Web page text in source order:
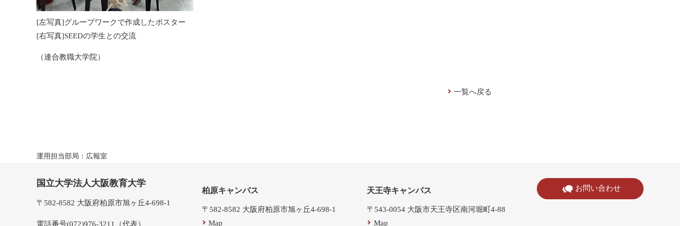
[左写真]グループワークで作成したポスター
[右写真]SEEDの学生との交流
（連合教職大学院）
一覧へ戻る
運用担当部局：広報室
国立大学法人大阪教育大学
〒582-8582 大阪府柏原市旭ヶ丘4-698-1
電話番号(072)976-3211（代表）
柏原キャンパス
〒582-8582 大阪府柏原市旭ヶ丘4-698-1
Map
天王寺キャンパス
〒543-0054 大阪市天王寺区南河堀町4-88
Map
お問い合わせ